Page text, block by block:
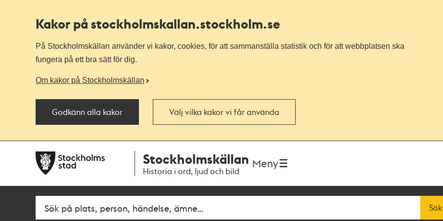
Kakor på stockholmskallan.stockholm.se
På Stockholmskällan använder vi kakor, cookies, för att sammanställa statistik och för att webbplatsen ska
fungera på ett bra sätt för dig.
Om kakor på Stockholmskällan
Godkänn alla kakor Välj vilka kakor vi får använda
navigationen
huvudinnehållet
Stockholmskällan
Historia i ord, ljud och bild
Meny
Fritextsök Sök